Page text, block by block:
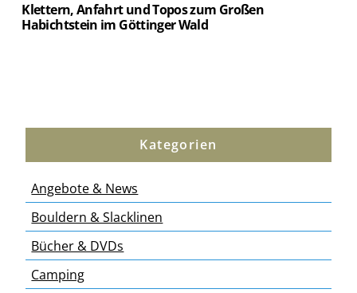
Klettern, Anfahrt und Topos zum Großen
Habichtstein im Göttinger Wald
Kategorien
Angebote & News
Bouldern & Slacklinen
Bücher & DVDs
Camping